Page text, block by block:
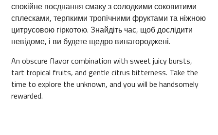
спокійне поєднання смаку з солодкими соковитими
сплесками, терпкими тропічними фруктами та ніжною
цитрусовою гіркотою. Знайдіть час, щоб дослідити
невідоме, і ви будете щедро винагороджені.
An obscure flavor combination with sweet juicy bursts,
tart tropical fruits, and gentle citrus bitterness. Take the
time to explore the unknown, and you will be handsomely
rewarded.